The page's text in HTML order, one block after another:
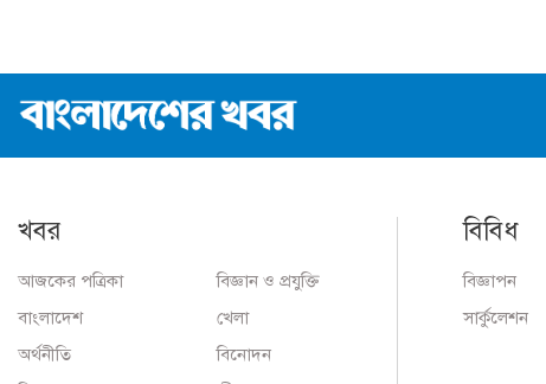
খবর
আজকের পত্রিকা
বাংলাদেশ
অর্থনীতি
বিজ্ঞান ও প্রযুক্তি
খেলা
বিনোদন
বিবিধ
বিজ্ঞাপন
সার্কুলেশন